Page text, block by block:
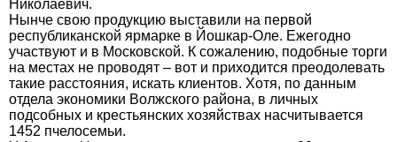
Николаевич.
Нынче свою продукцию выставили на первой
республиканской ярмарке в Йошкар-Оле. Ежегодно
участвуют и в Московской. К сожалению, подобные торги
на местах не проводят – вот и приходится преодолевать
такие расстояния, искать клиентов. Хотя, по данным
отдела экономики Волжского района, в личных
подсобных и крестьянских хозяйствах насчитывается
1452 пчелосемьи.